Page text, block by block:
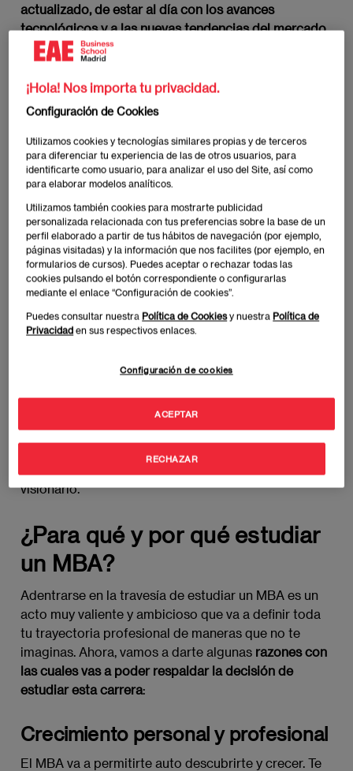
actualizado, de estar al día con los avances
tecnológicos y a las nuevas tendencias del mercado.
Te convertirás en un aprendiz de por vida
buscando nuevas oportunidades de crecimiento y
perfeccionamiento, con esto podrás liderar el
cambio en un mundo empresarial en constante
transformación.
El MBA también te impulsará a explorar la
innovación y la creatividad en los negocios.
Descubrirás cómo identificar oportunidades de
mercado, cómo desarrollar y lanzar productos y
servicios innovadores al mercado, y cómo sacar ese
espíritu emprendedor tanto en ti mismo como en los
demás.
A medida que avances en esta travesía académica,
descubrirás que el MBA va más allá de la mera
Aprenderás a liderar equipos, motivar a tus
. También lograrás comunicarte
de manera efectiva, a desarrollar habilidades de
visionario.
¿Para qué y por qué estudiar
un MBA?
Adentrarse en la travesía de estudiar un MBA es un
acto muy valiente y ambicioso que va a definir toda
tu trayectoria profesional de maneras que no te
imaginas. Ahora, vamos a darte algunas razones con
las cuales vas a poder respaldar la decisión de
estudiar esta carrera:
Crecimiento personal y profesional
El MBA va a permitirte auto descubrirte y crecer. Te
¡Hola! Nos importa tu privacidad.
Configuración de Cookies
Utilizamos cookies y tecnologías similares propias y de terceros
para diferenciar tu experiencia de las de otros usuarios, para
identificarte como usuario, para analizar el uso del Site, así como
para elaborar modelos analíticos.
Utilizamos también cookies para mostrarte publicidad
personalizada relacionada con tus preferencias sobre la base de un
perfil elaborado a partir de tus hábitos de navegación (por ejemplo,
páginas visitadas) y la información que nos facilites (por ejemplo, en
formularios de cursos). Puedes aceptar o rechazar todas las
cookies pulsando el botón correspondiente o configurarlas
mediante el enlace “Configuración de cookies”.
Puedes consultar nuestra Política de Cookiesy nuestra Política de
Privacidad en sus respectivos enlaces.
Configuración de cookies
RECHAZAR
ACEPTAR